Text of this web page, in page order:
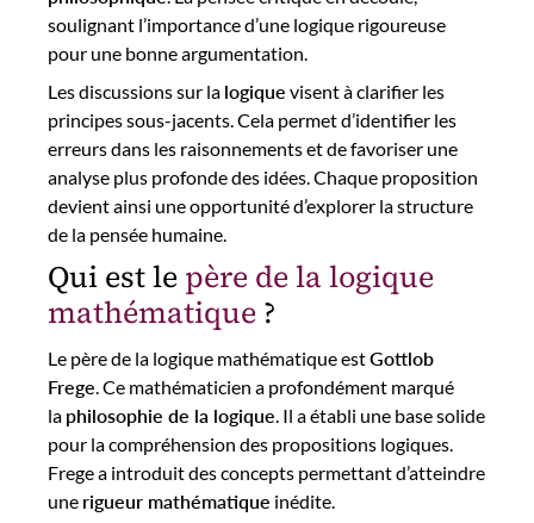
soulignant l’importance d’une logique rigoureuse
pour une bonne argumentation.
Les discussions sur la logique visent à clarifier les
principes sous-jacents. Cela permet d’identifier les
erreurs dans les raisonnements et de favoriser une
analyse plus profonde des idées. Chaque proposition
devient ainsi une opportunité d’explorer la structure
de la pensée humaine.
Qui est le père de la logique
mathématique ?
Le père de la logique mathématique estGottlob
Frege. Ce mathématicien a profondément marqué
la philosophie de la logique. Il a établi une base solide
pour la compréhension des propositions logiques.
Frege a introduit des concepts permettant d’atteindre
une rigueur mathématique inédite.